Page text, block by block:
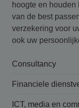
hoogte en
van de best
verzekering voor
ook uw
Consultancy
Financiele
ICT, media en